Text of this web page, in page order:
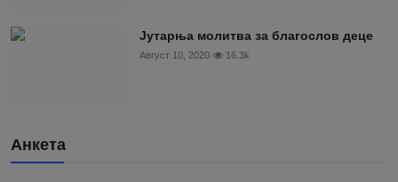
Јутарња молитва за благослов деце
Август 10, 2020 16.3k
Анкета